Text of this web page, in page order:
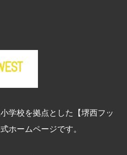
学校を拠点とした【堺西フッ
ホームページです。